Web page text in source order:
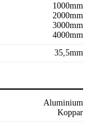
1000mm
2000mm
3000mm
4000mm
35,5mm
Aluminium
Koppar